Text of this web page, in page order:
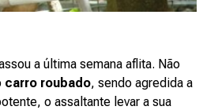
a última semana aflita. Não
carro roubado, sendo agredida a
o assaltante levar a sua